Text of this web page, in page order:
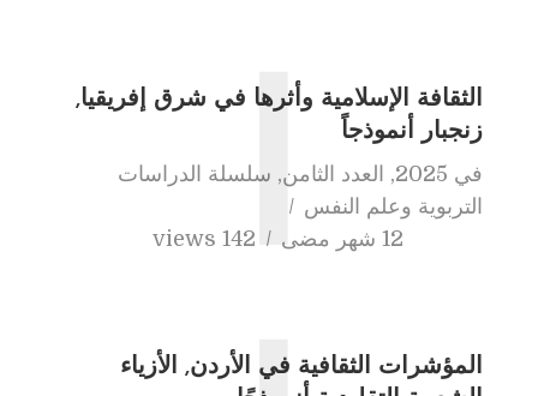
الثقافة الإسلامية وأثرها في شرق إفريقيا,
زنجبار أنموذجاً
في 2025
, العدد الثامن, سلسلة الدراسات
التربوية وعلم النفس
12 شهر مضى
142 viewsا
المؤشرات الثقافية في الأردن, الأزياء